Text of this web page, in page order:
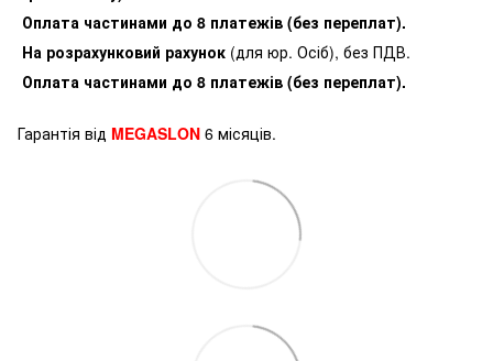
Оплата частинами до 8 платежів (без переплат).
На розрахунковий рахунок (для юр. Осіб), без ПДВ.
Оплата частинами до 8 платежів (без переплат).
Гарантія від MEGASLON 6 місяців.